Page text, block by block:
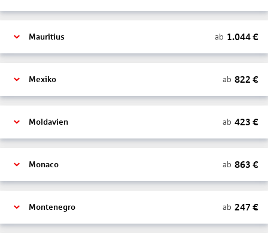
Mauritius ab 1.044€
Mexiko ab 822 €
Moldavien ab 423 €
Monaco ab 863 €
Montenegro ab 247 €